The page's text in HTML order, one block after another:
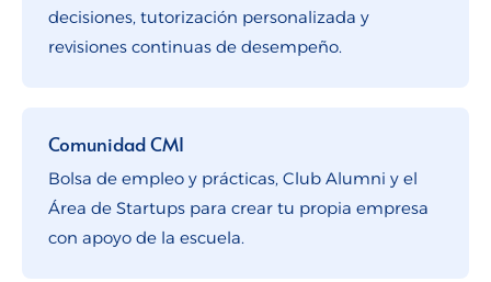
decisiones, tutorización personalizada y
revisiones continuas de desempeño.
Comunidad CMI
Bolsa de empleo y prácticas, Club Alumni y el
Área de Startups para crear tu propia empresa
con apoyo de la escuela.